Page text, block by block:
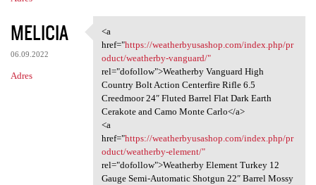
r
z
e
MELICIA
06.09.2022
Adres
<a href="https:/
<a
href="https://weatherbyusashop.com/index.php/pr
oduct/weatherby-vanguard/"
rel="dofollow">Weatherby Vanguard High
Country Bolt Action Centerfire Rifle 6.5
Creedmoor 24″ Fluted Barrel Flat Dark Earth
Cerakote and Camo Monte Carlo</a>
<a
href="https://weatherbyusashop.com/index.php/pr
oduct/weatherby-element/"
rel="dofollow">Weatherby Element Turkey 12
Gauge Semi-Automatic Shotgun 22″ Barrel Mossy